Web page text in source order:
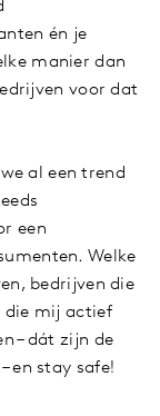
én je
manier dan
voor dat
al een trend
een
Welke
bedrijven die
die mij actief
– dát zijn de
en stay safe!